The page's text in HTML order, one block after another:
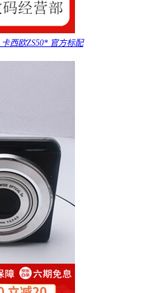
卡西欧ZS50* 官方标配